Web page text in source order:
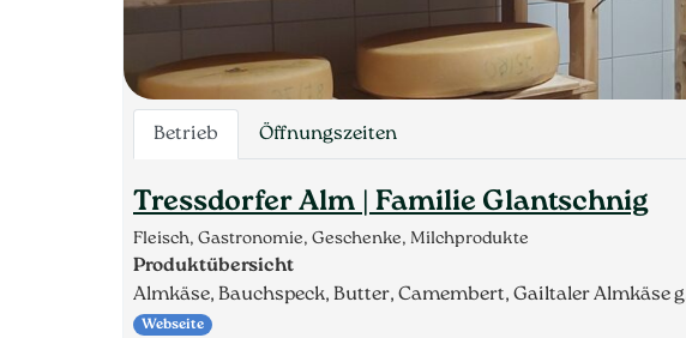
Betrieb Öffnungszeiten
Tressdorfer Alm | Familie Glantschnig
Fleisch, Gastronomie, Geschenke, Milchprodukte
Produktübersicht
Almkäse, Bauchspeck, Butter, Camembert, Gailtaler Almkäse
Webseite